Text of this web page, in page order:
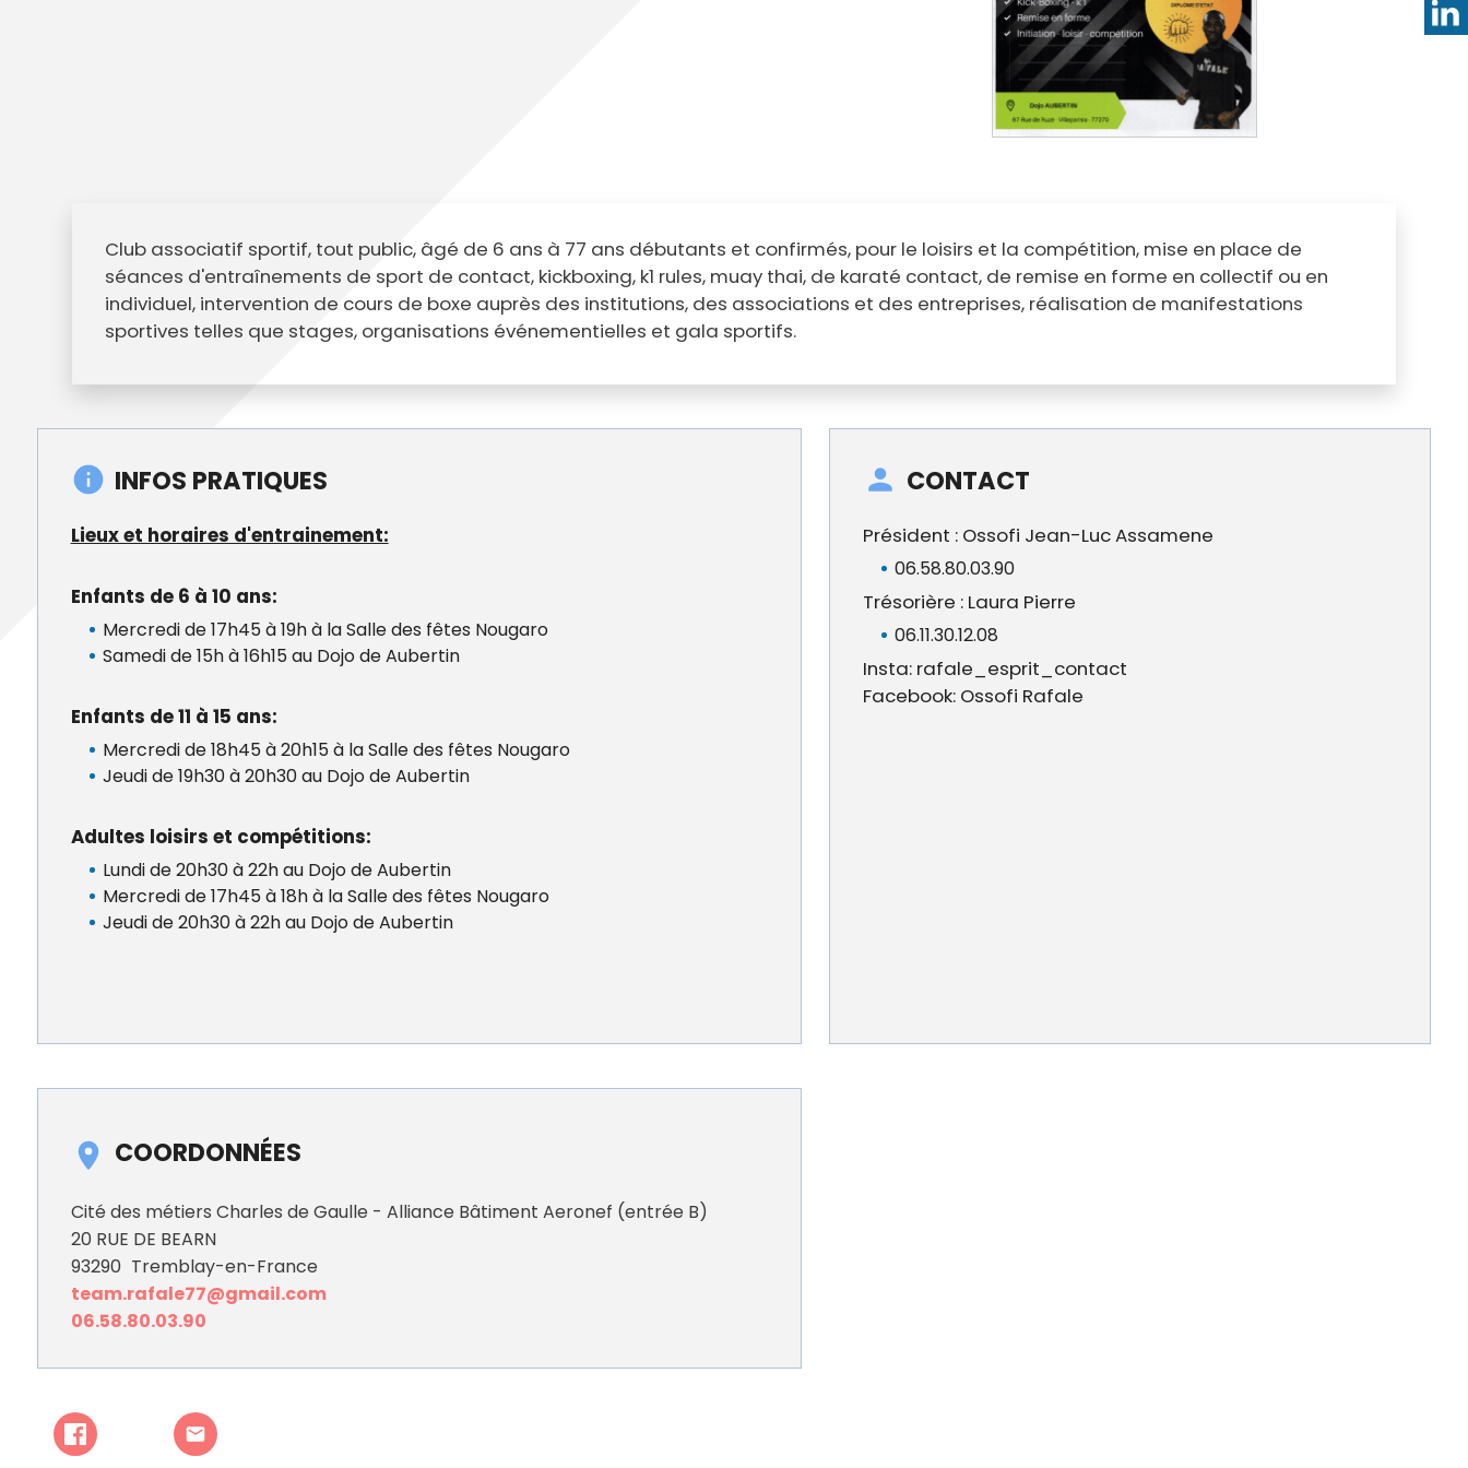
Club associatif sportif, tout public, âgé de 6 ans à 77 ans débutants et confirmés, pour le loisirs et la compétition, mise en place de
séances d'entraînements de sport de contact, kickboxing, k1 rules, muay thai, de karaté contact, de remise en forme en collectif ou en
individuel, intervention de cours de boxe auprès des institutions, des associations et des entreprises, réalisation de manifestations
sportives telles que stages, organisations événementielles et gala sportifs.
INFOS PRATIQUES
Lieux et horaires d'entrainement:
Enfants de 6 à 10 ans:
Mercredi de 17h45 à 19h à la Salle des fêtes Nougaro
Samedi de 15h à 16h15 au Dojo de Aubertin
Enfants de 11 à 15 ans:
Mercredi de 18h45 à 20h15 à la Salle des fêtes Nougaro
Jeudi de 19h30 à 20h30 au Dojo de Aubertin
Adultes loisirs et compétitions:
Lundi de 20h30 à 22h au Dojo de Aubertin
Mercredi de 17h45 à 18h à la Salle des fêtes Nougaro
Jeudi de 20h30 à 22h au Dojo de Aubertin
CONTACT
Président : Ossofi Jean-Luc Assamene
06.58.80.03.90
Trésorière : Laura Pierre
06.11.30.12.08
Insta: rafale_esprit_contact
Facebook: Ossofi Rafale
COORDONNÉES
Cité des métiers Charles de Gaulle - Alliance Bâtiment Aeronef (entrée B)
20 RUE DE BEARN
93290 Tremblay-en-France
team.rafale77@gmail.com
06.58.80.03.90